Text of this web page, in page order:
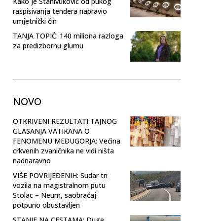
raspisivanja tendera napravio
umjetnički čin
TANJA TOPIĆ: 140 miliona razloga
za predizbornu glumu
NOVO
OTKRIVENI REZULTATI TAJNOG
GLASANJA VATIKANA O
FENOMENU MEĐUGORJA: Većina
crkvenih zvaničnika ne vidi ništa
nadnaravno
VIŠE POVRIJEĐENIH: Sudar tri
vozila na magistralnom putu
Stolac – Neum, saobraćaj
potpuno obustavljen